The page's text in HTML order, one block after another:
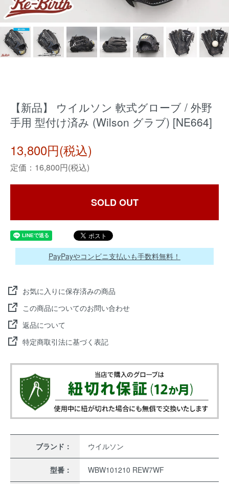
【新品】 ウイルソン 軟式グローブ / 外野
手用 型付け済み (Wilson グラブ) [NE664]
13,800円(税込)
定価：16,800円(税込)
SOLD OUT
PayPayやコンビニ支払いも手数料無料！
お気に入りに保存済みの商品
この商品についてのお問い合わせ
返品について
特定商取引法に基づく表記
ブランド： ウイルソン
型番： WBW101210 REW7WF